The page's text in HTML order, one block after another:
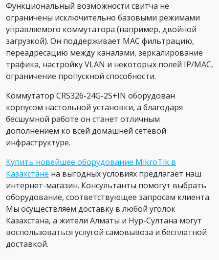
Функциональный возможности свитча не
ограничены исключительно базовыми режимами
управляемого коммутатора (например, двойной
загрузкой). Он поддерживает МАС фильтрацию,
переадресацию между каналами, зеркалирование
трафика, настройку VLAN и некоторых полей IP/MAC,
ограничение пропускной способности.
Коммутатор CRS326-24G-2S+IN оборудован
корпусом настольной установки, а благодаря
бесшумной работе он станет отличным
дополнением ко всей домашней сетевой
инфраструктуре.
Купить новейшее оборудование MikroTik в
Казахстане на выгодных условиях предлагает наш
интернет-магазин. Консультанты помогут выбрать
оборудование, соответствующее запросам клиента.
Мы осуществляем доставку в любой уголок
Казахстана, а жители Алматы и Нур-Султана могут
воспользоваться услугой самовывоза и бесплатной
доставкой.